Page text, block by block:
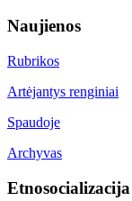
Naujienos
Rubrikos
Artėjantys renginiai
Spaudoje
Archyvas
Etnosocializacija